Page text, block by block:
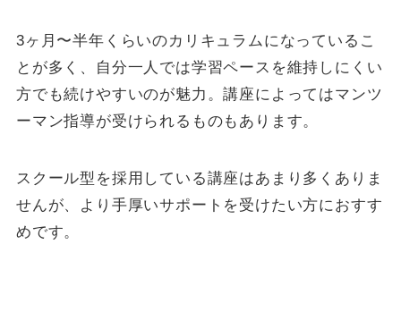
3ヶ月〜半年くらいのカリキュラムになっているこ
とが多く、自分一人では学習ペースを維持しにくい
方でも続けやすいのが魅力。講座によってはマンツ
ーマン指導が受けられるものもあります。
スクール型を採用している講座はあまり多くありま
せんが、より手厚いサポートを受けたい方におすす
めです。